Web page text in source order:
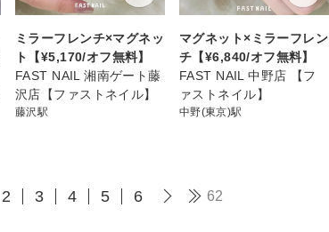
ミラーフレンチ×マグネッ
ト【¥5,170/オフ無料】
FAST NAIL 湘南ゲート藤
沢店【ファストネイル】
藤沢駅
マグネット×ミラーフレン
チ【¥6,840/オフ無料】
FAST NAIL 中野店 【フ
ァストネイル】
中野(東京)駅
2 3 4 5 6 62